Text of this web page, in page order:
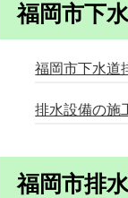
福岡市下
福岡市下水道
排水設備の施
福岡市排